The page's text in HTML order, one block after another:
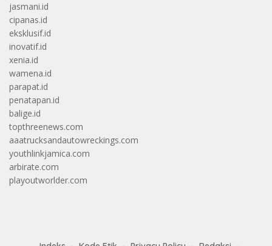
jasmani.id
cipanas.id
eksklusif.id
inovatif.id
xenia.id
wamena.id
parapat.id
penatapan.id
balige.id
topthreenews.com
aaatrucksandautowreckings.com
youthlinkjamica.com
arbirate.com
playoutworlder.com